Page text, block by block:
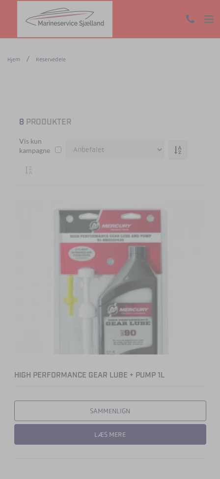
Hjem Reservedele
8 PRODUKTER
Vis kun
kampagne
HIGH PERFORMANCE GEAR LUBE + PUMP 1L
SAMMENLIGN
LÆS MERE